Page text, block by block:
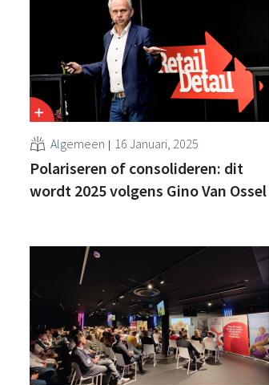
Algemeen 16 Januari, 2025
Polariseren of consolideren: dit
wordt 2025 volgens Gino Van Ossel